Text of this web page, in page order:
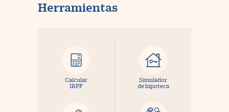
Herramientas
Calcular
IRPF
Simulador
de hipoteca